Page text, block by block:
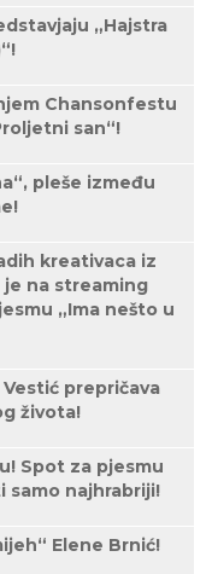
„Hajstra
Chansonfestu
san“!
pleše između
kreativaca iz
na streaming
„Ima nešto u
prepričava
života!
Spot za pjesmu
samo najhrabriji!
Elene Brnić!